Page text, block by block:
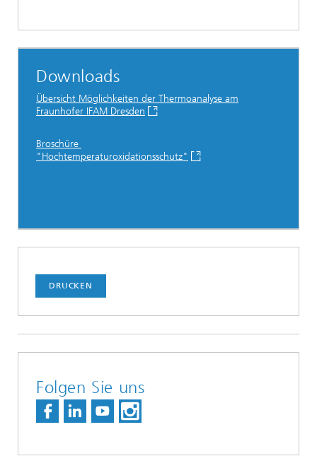
Downloads
Übersicht Möglichkeiten der Thermoanalyse am
Fraunhofer IFAM Dresden
Broschüre
"Hochtemperaturoxidationsschutz"
DRUCKEN
Folgen Sie uns